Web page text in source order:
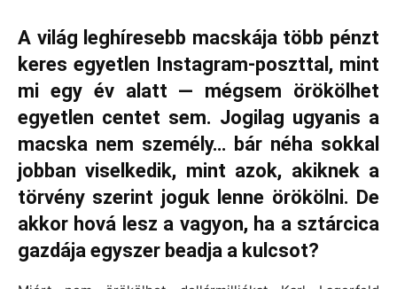
A világ leghíresebb macskája több pénzt
keres egyetlen Instagram‑poszttal, mint
mi egy év alatt — mégsem örökölhet
egyetlen centet sem. Jogilag ugyanis a
macska nem személy… bár néha sokkal
jobban viselkedik, mint azok, akiknek a
törvény szerint joguk lenne örökölni. De
akkor hová lesz a vagyon, ha a sztárcica
gazdája egyszer beadja a kulcsot?